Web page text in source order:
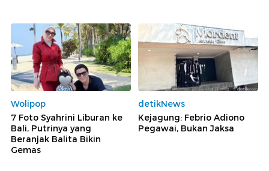
Wolipop
7 Foto Syahrini Liburan ke
Bali, Putrinya yang
Beranjak Balita Bikin
Gemas
detikNews
Kejagung: Febrio Adiono
Pegawai, Bukan Jaksa